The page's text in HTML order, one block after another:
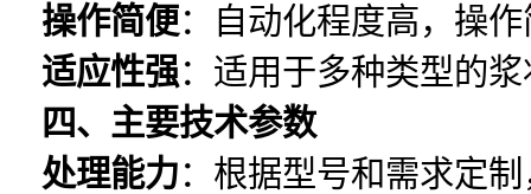
操作简便：自动化程度高，操
适应性强：适用于多种类型的
四、主要技术参数
处理能力：根据型号和需求定